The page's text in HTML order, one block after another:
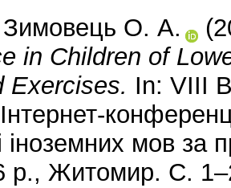
Зимовець О. А.
in Children of
Exercises. In: VІІІ
іноземних мов
р., Житомир. С.